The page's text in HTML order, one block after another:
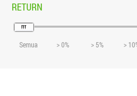
RETURN
Semua > 0% > 5% >